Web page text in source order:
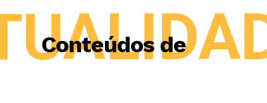
Conteúdos de